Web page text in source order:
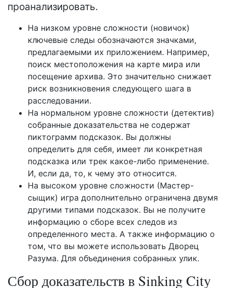
проанализировать.
На низком уровне сложности (новичок)
ключевые следы обозначаются значками,
предлагаемыми их приложением. Например,
поиск местоположения на карте мира или
посещение архива. Это значительно снижает
риск возникновения следующего шага в
расследовании.
На нормальном уровне сложности (детектив)
собранные доказательства не содержат
пиктограмм подсказок. Вы должны
определить для себя, имеет ли конкретная
подсказка или трек какое-либо применение.
И, если да, то, к чему это относится.
На высоком уровне сложности (Мастер-
сыщик) игра дополнительно ограничена двумя
другими типами подсказок. Вы не получите
информацию о сборе всех следов из
определенного места. А также информацию о
том, что вы можете использовать Дворец
Разума. Для объединения собранных улик.
Сбор доказательств в Sinking City